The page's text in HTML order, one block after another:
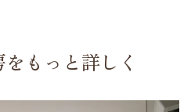
もっと詳しく